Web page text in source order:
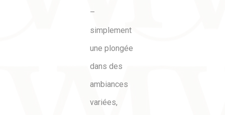
–
simplement
une plongée
dans des
ambiances
variées,